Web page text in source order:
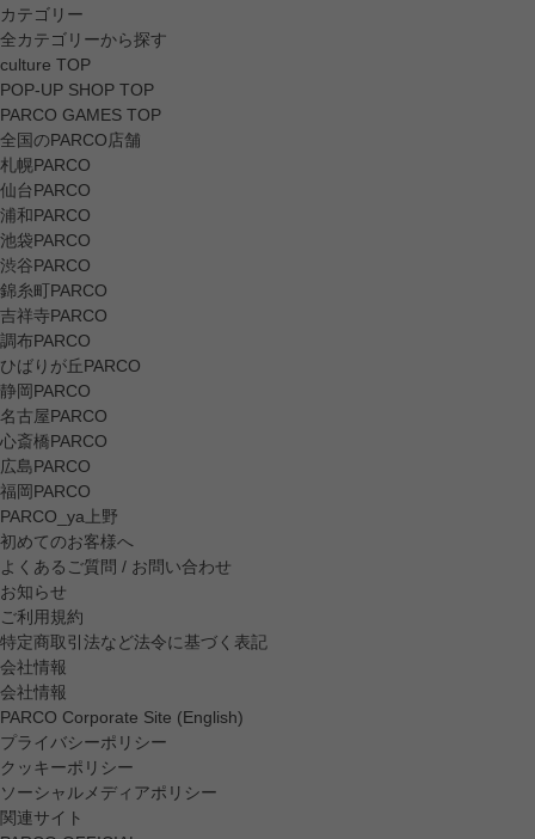
カテゴリー
全カテゴリーから探す
culture TOP
POP-UP SHOP TOP
PARCO GAMES TOP
全国のPARCO店舗
札幌PARCO
仙台PARCO
浦和PARCO
池袋PARCO
渋谷PARCO
錦糸町PARCO
吉祥寺PARCO
調布PARCO
ひばりが丘PARCO
静岡PARCO
名古屋PARCO
心斎橋PARCO
広島PARCO
福岡PARCO
PARCO_ya上野
初めてのお客様へ
よくあるご質問 / お問い合わせ
お知らせ
ご利用規約
特定商取引法など法令に基づく表記
会社情報
会社情報
PARCO Corporate Site (English)
プライバシーポリシー
クッキーポリシー
ソーシャルメディアポリシー
関連サイト